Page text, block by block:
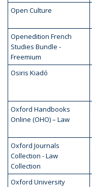
Open Culture
Openedition French
Studies Bundle -
Freemium
Osiris Kiadó
Oxford Handbooks
Online (OHO) – Law
Oxford Journals
Collection - Law
Collection
Oxford University